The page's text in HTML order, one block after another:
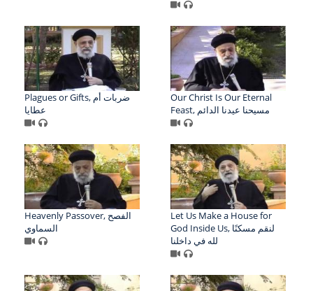
Plagues or Gifts, ضربات أم
عطايا
Our Christ Is Our Eternal
Feast, مسيحنا عيدنا الدائم
Heavenly Passover, الفصح
السماوي
Let Us Make a House for
God Inside Us, لنقم مسكنًا
لله في داخلنا